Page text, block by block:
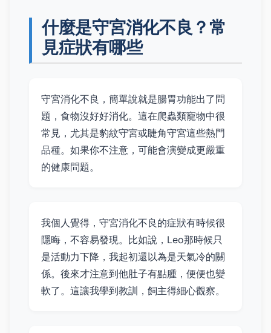
什麼是守宮消化不良？常
見症狀有哪些
守宮消化不良，簡單說就是腸胃功能出了問
題，食物沒好好消化。這在爬蟲類寵物中很
常見，尤其是豹紋守宮或睫角守宮這些熱門
品種。如果你不注意，可能會演變成更嚴重
的健康問題。
我個人覺得，守宮消化不良的症狀有時候很
隱晦，不容易發現。比如說，Leo那時候只
是活動力下降，我起初還以為是天氣冷的關
係。後來才注意到他肚子有點腫，便便也變
軟了。這讓我學到教訓，飼主得細心觀察。